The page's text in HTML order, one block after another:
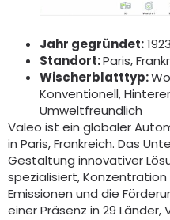
Jahr gegründet:1923
Standort:Paris,
Wischerblatttyp:
Konventionell,
Umweltfreundlich
Valeo ist ein globaler
in Paris, Frankreich. Das
Gestaltung innovativer
spezialisiert,
Emissionen und die
einer Präsenz in 29 Länder,